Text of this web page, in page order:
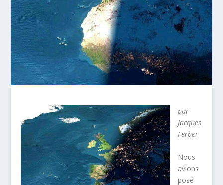
par
Jacques
Ferber
Nous
avions
posé